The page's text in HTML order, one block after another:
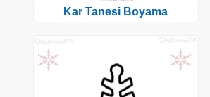
Kar Tanesi Boyama